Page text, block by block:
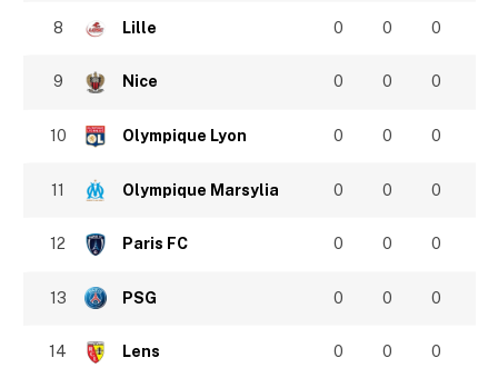
8 Lille 0 0 0
9 Nice 0 0 0
10 Olympique Lyon 0 0 0
11 Olympique Marsylia 0 0 0
12 Paris FC 0 0 0
13 PSG 0 0 0
14 Lens 0 0 0